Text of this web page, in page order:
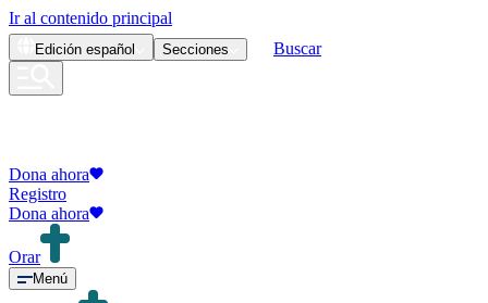
Ir al contenido principal
Edición español Secciones Buscar
Dona ahora
Registro
Dona ahora
Orar
Menú